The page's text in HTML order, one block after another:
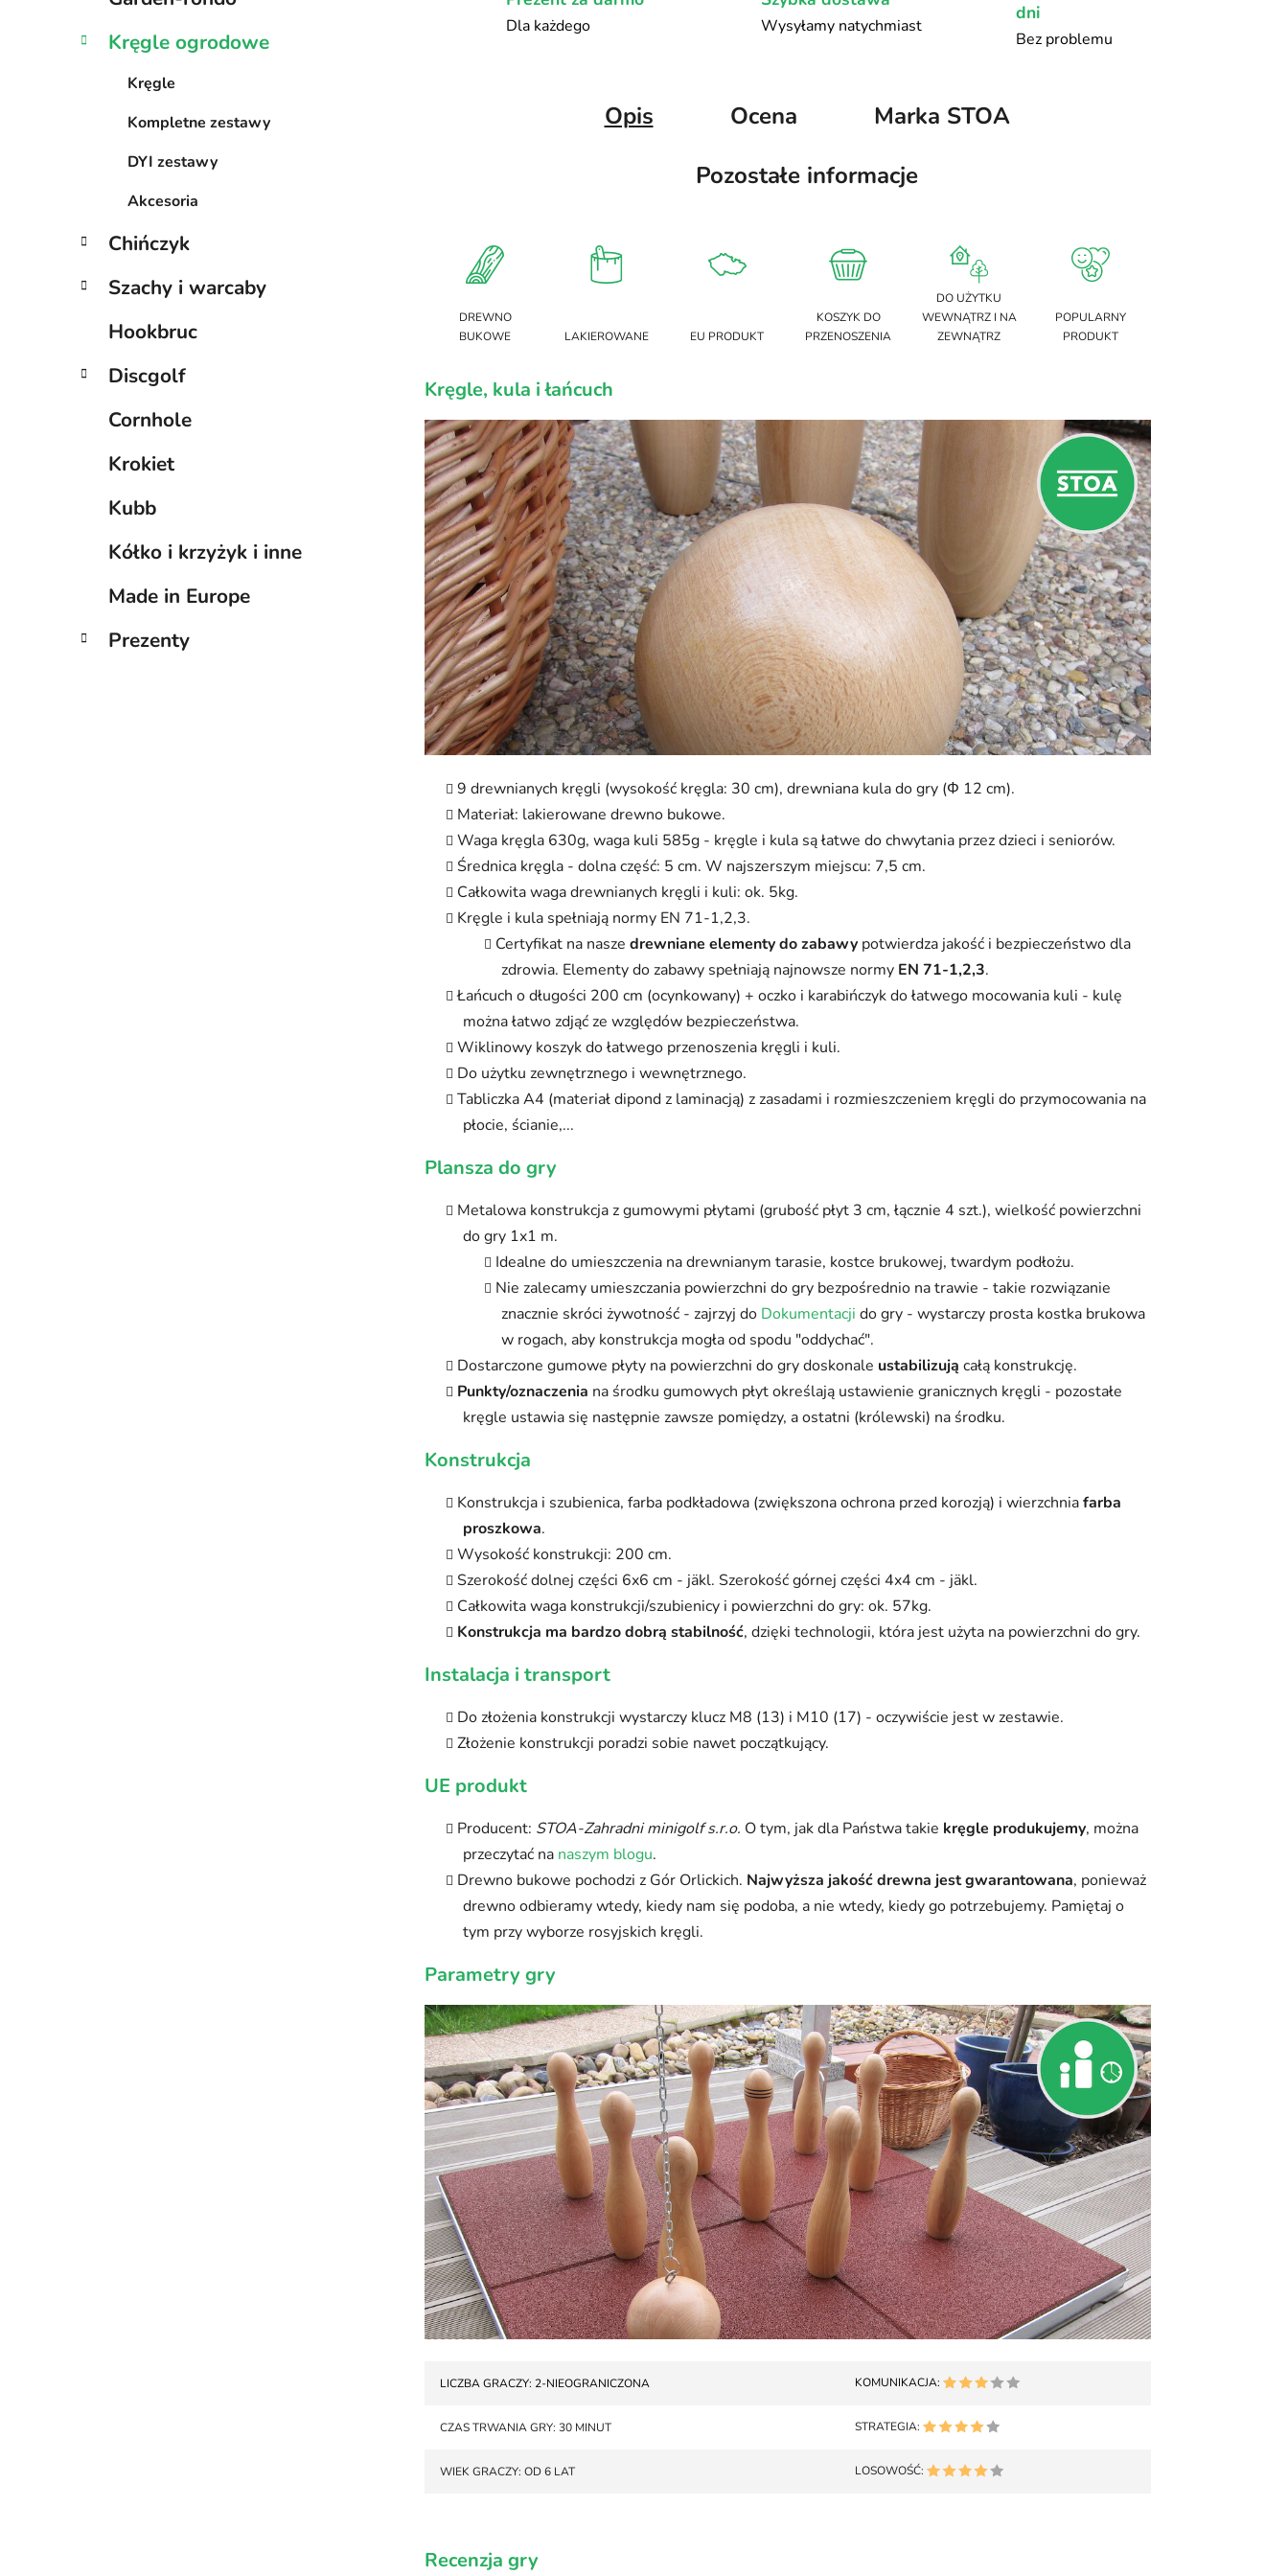
Kręgle ogrodowe
Kręgle
Kompletne zestawy
DYI zestawy
Akcesoria
Chińczyk
Szachy i warcaby
Hookbruc
Discgolf
Cornhole
Krokiet
Kubb
Kółko i krzyżyk i inne
Made in Europe
Prezenty
Dla każdego Wysyłamy natychmiast
dni
Bez problemu
Opis Ocena Marka STOA
Pozostałe informacje
DREWNO
BUKOWE
LAKIEROWANE EU PRODUKT
KOSZYK DO
PRZENOSZENIA
DO UŻYTKU
WEWNĄTRZ I NA
ZEWNĄTRZ
POPULARNY
PRODUKT
Kręgle, kula i łańcuch
9 drewnianych kręgli (wysokość kręgla: 30 cm), drewniana kula do gry (Φ 12 cm).
Materiał: lakierowane drewno bukowe.
Waga kręgla 630g, waga kuli 585g - kręgle i kula są łatwe do chwytania przez dzieci i seniorów.
Średnica kręgla - dolna część: 5 cm. W najszerszym miejscu: 7,5 cm.
Całkowita waga drewnianych kręgli i kuli: ok. 5kg.
Kręgle i kula spełniają normy EN 71-1,2,3.
Certyfikat na nasze drewniane elementy do zabawy potwierdza jakość i bezpieczeństwo dla
zdrowia. Elementy do zabawy spełniają najnowsze normy EN 71-1,2,3.
Łańcuch o długości 200 cm (ocynkowany) + oczko i karabińczyk do łatwego mocowania kuli - kulę
można łatwo zdjąć ze względów bezpieczeństwa.
Wiklinowy koszyk do łatwego przenoszenia kręgli i kuli.
Do użytku zewnętrznego i wewnętrznego.
Tabliczka A4 (materiał dipond z laminacją) z zasadami i rozmieszczeniem kręgli do przymocowania na
płocie, ścianie,...
Plansza do gry
Metalowa konstrukcja z gumowymi płytami (grubość płyt 3 cm, łącznie 4 szt.), wielkość powierzchni
do gry 1x1 m.
Idealne do umieszczenia na drewnianym tarasie, kostce brukowej, twardym podłożu.
Nie zalecamy umieszczania powierzchni do gry bezpośrednio na trawie - takie rozwiązanie
znacznie skróci żywotność - zajrzyj do Dokumentacji do gry - wystarczy prosta kostka brukowa
w rogach, aby konstrukcja mogła od spodu "oddychać".
Dostarczone gumowe płyty na powierzchni do gry doskonale ustabilizują całą konstrukcję.
Punkty/oznaczenia na środku gumowych płyt określają ustawienie granicznych kręgli - pozostałe
kręgle ustawia się następnie zawsze pomiędzy, a ostatni (królewski) na środku.
Konstrukcja
Konstrukcja i szubienica, farba podkładowa (zwiększona ochrona przed korozją) i wierzchniafarba
proszkowa.
Wysokość konstrukcji: 200 cm.
Szerokość dolnej części 6x6 cm - jäkl. Szerokość górnej części 4x4 cm - jäkl.
Całkowita waga konstrukcji/szubienicy i powierzchni do gry: ok. 57kg.
Konstrukcja ma bardzo dobrą stabilność, dzięki technologii, która jest użyta na powierzchni do gry.
Instalacja i transport
Do złożenia konstrukcji wystarczy klucz M8 (13) i M10 (17) - oczywiście jest w zestawie.
Złożenie konstrukcji poradzi sobie nawet początkujący.
UE produkt
Producent: STOA-Zahradni minigolf s.r.o. O tym, jak dla Państwa takie kręgle produkujemy, można
przeczytać na naszym blogu.
Drewno bukowe pochodzi z Gór Orlickich. Najwyższa jakość drewna jest gwarantowana, ponieważ
drewno odbieramy wtedy, kiedy nam się podoba, a nie wtedy, kiedy go potrzebujemy. Pamiętaj o
tym przy wyborze rosyjskich kręgli.
Parametry gry
LICZBA GRACZY: 2-NIEOGRANICZONA KOMUNIKACJA:
CZAS TRWANIA GRY: 30 MINUT STRATEGIA:
WIEK GRACZY: OD 6 LAT LOSOWOŚĆ:
Recenzja gry